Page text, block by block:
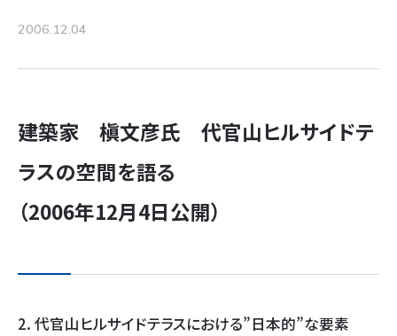
2006.12.04
建築家 槇文彦氏 代官山ヒルサイドテ
ラスの空間を語る
（2006年12月4日公開）
2. 代官山ヒルサイドテラスにおける”日本的”な要素